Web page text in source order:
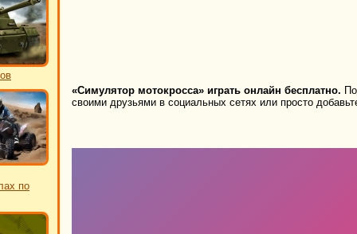
по
«Симулятор мотокросса» играть онлайн бесплатно.
своими друзьями в социальных сетях или просто